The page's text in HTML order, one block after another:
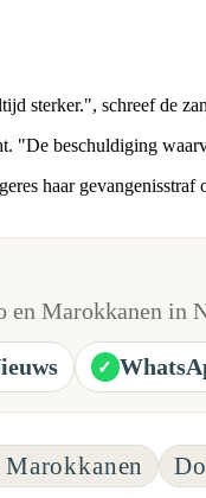
sterker.", schreef de
"De beschuldiging
haar
Marokkanen in
✓